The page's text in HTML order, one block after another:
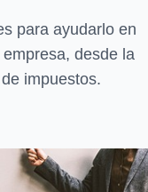
para ayudarlo en
desde la
impuestos.